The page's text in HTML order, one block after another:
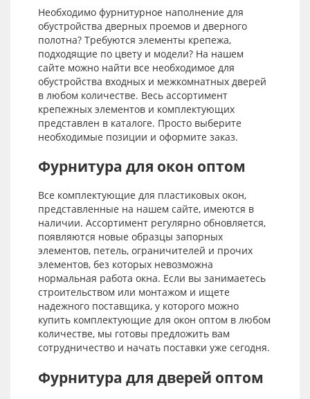
Необходимо фурнитурное наполнение для
обустройства дверных проемов и дверного
полотна? Требуются элементы крепежа,
подходящие по цвету и модели? На нашем
сайте можно найти все необходимое для
обустройства входных и межкомнатных дверей
в любом количестве. Весь ассортимент
крепежных элементов и комплектующих
представлен в каталоге. Просто выберите
необходимые позиции и оформите заказ.
Фурнитура для окон оптом
Все комплектующие для пластиковых окон,
представленные на нашем сайте, имеются в
наличии. Ассортимент регулярно обновляется,
появляются новые образцы запорных
элементов, петель, ограничителей и прочих
элементов, без которых невозможна
нормальная работа окна. Если вы занимаетесь
строительством или монтажом и ищете
надежного поставщика, у которого можно
купить комплектующие для окон оптом в любом
количестве, мы готовы предложить вам
сотрудничество и начать поставки уже сегодня.
Фурнитура для дверей оптом